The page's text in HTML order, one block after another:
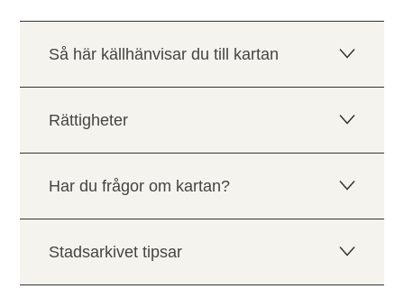
Så här källhänvisar du till kartan
Rättigheter
Har du frågor om kartan?
Stadsarkivet tipsar